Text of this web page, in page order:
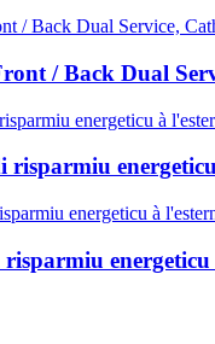
/ Back Dual